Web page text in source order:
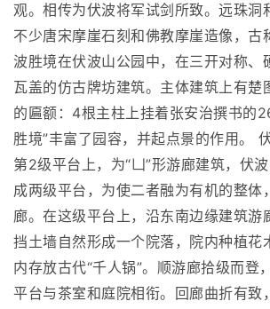
观。相传为伏波将军试剑所致。远珠洞
不少唐宋摩崖石刻和佛教摩崖造像，古
波胜境在伏波山公园中，在三开对称、
瓦盖的仿古牌坊建筑。主体建筑上有楚
的匾额：4根主柱上挂着张安治撰书的
胜境”丰富了园容，并起点景的作用。
第2级平台上，为“凵”形游廊建筑，伏
成两级平台，为使二者融为有机的整体
廊。在这级平台上，沿东南边缘建筑游
挡土墙自然形成一个院落，院内种植花
内存放古代“千人锅”。顺游廊拾级而登
平台与茶室和庭院相衔。回廊曲折有致